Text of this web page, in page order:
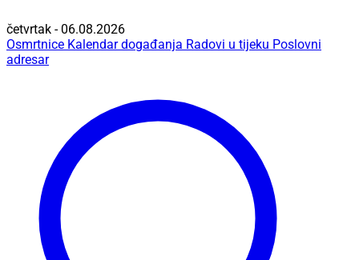
četvrtak - 06.08.2026
Osmrtnice Kalendar događanja Radovi u tijeku Poslovni
adresar